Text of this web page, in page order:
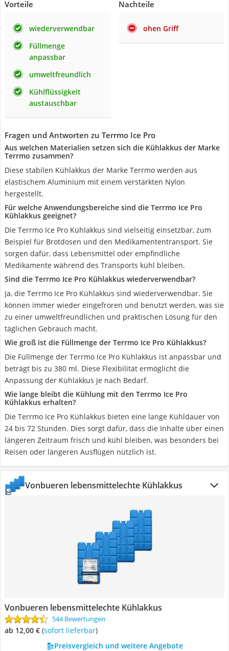
Vorteile
wiederverwendbar
Füllmenge
anpassbar
umweltfreundlich
Kühlflüssigkeit
austauschbar
Nachteile
ohen Griff
Fragen und Antworten zu Terrmo Ice Pro
Aus welchen Materialien setzen sich die Kühlakkus der Marke
Terrmo zusammen?
Diese stabilen Kühlakkus der Marke Terrmo werden aus
elastischem Aluminium mit einem verstärkten Nylon
hergestellt.
Für welche Anwendungsbereiche sind die Terrmo Ice Pro
Kühlakkus geeignet?
Die Terrmo Ice Pro Kühlakkus sind vielseitig einsetzbar, zum
Beispiel für Brotdosen und den Medikamententransport. Sie
sorgen dafür, dass Lebensmittel oder empfindliche
Medikamente während des Transports kühl bleiben.
Sind die Terrmo Ice Pro Kühlakkus wiederverwendbar?
Ja, die Terrmo Ice Pro Kühlakkus sind wiederverwendbar. Sie
können immer wieder eingefroren und benutzt werden, was sie
zu einer umweltfreundlichen und praktischen Lösung für den
täglichen Gebrauch macht.
Wie groß ist die Füllmenge der Terrmo Ice Pro Kühlakkus?
Die Füllmenge der Terrmo Ice Pro Kühlakkus ist anpassbar und
beträgt bis zu 380 ml. Diese Flexibilität ermöglicht die
Anpassung der Kühlakkus je nach Bedarf.
Wie lange bleibt die Kühlung mit den Terrmo Ice Pro
Kühlakkus erhalten?
Die Terrmo Ice Pro Kühlakkus bieten eine lange Kühldauer von
24 bis 72 Stunden. Dies sorgt dafür, dass die Inhalte über einen
längeren Zeitraum frisch und kühl bleiben, was besonders bei
Reisen oder längeren Ausflügen nützlich ist.
Vonbueren lebensmittelechte Kühlakkus
Vonbueren lebensmittelechte Kühlakkus
544 Bewertungen
ab 12,00 € ( Sofort lieferbar)
Preisvergleich und weitere Angebote